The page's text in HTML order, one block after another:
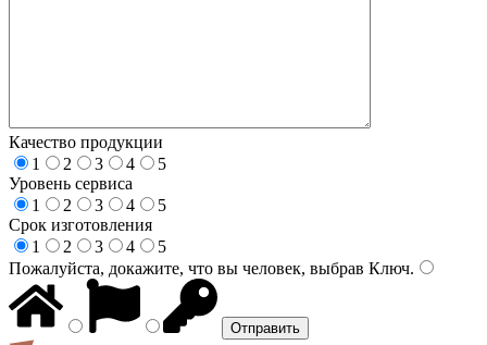
Качество продукции
1
2 3 4
5
Уровень сервиса
1
2 3 4
5
Срок изготовления
1
2 3 4
5
Пожалуйста, докажите, что вы человек, выбрав Ключ.